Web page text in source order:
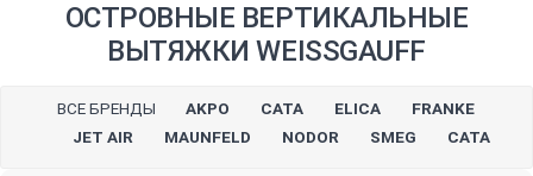
ОСТРОВНЫЕ ВЕРТИКАЛЬНЫЕ
ВЫТЯЖКИ WEISSGAUFF
ВСЕ БРЕНДЫ AKPO CATA ELICA
FRANKE
JET AIR
MAUNFELD NODOR SMEG СATA